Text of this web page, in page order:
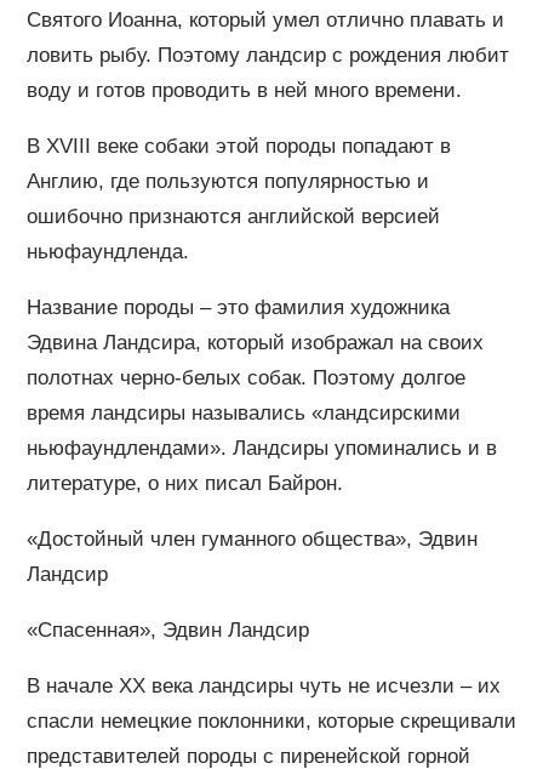
Святого Иоанна, который умел отлично плавать и
ловить рыбу. Поэтому ландсир с рождения любит
воду и готов проводить в ней много времени.
В XVIII веке собаки этой породы попадают в
Англию, где пользуются популярностью и
ошибочно признаются английской версией
ньюфаундленда.
Название породы – это фамилия художника
Эдвина Ландсира, который изображал на своих
полотнах черно-белых собак. Поэтому долгое
время ландсиры назывались «ландсирскими
ньюфаундлендами». Ландсиры упоминались и в
литературе, о них писал Байрон.
«Достойный член гуманного общества», Эдвин
Ландсир
«Спасенная», Эдвин Ландсир
В начале ХХ века ландсиры чуть не исчезли – их
спасли немецкие поклонники, которые скрещивали
представителей породы с пиренейской горной